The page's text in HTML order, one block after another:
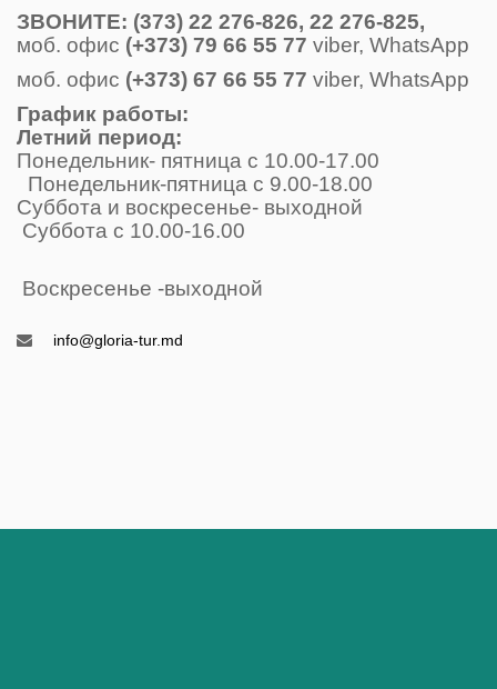
ЗВОНИТE: (373) 22 276-826, 22 276-825,
моб. офис (+373) 79 66 55 77 viber, WhatsApp
моб. офис (+373) 67 66 55 77 viber, WhatsApp
График работы:
Летний период:
Понедельник- пятница с 10.00-17.00
Понедельник-пятница с 9.00-18.00
Суббота и воскресенье- выходной
Суббота с 10.00-16.00
Воскресенье -выходной
info@gloria-tur.md